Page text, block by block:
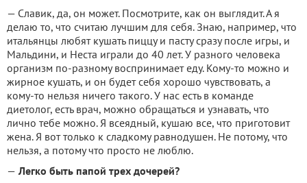
— Славик, да, он может. Посмотрите, как он выглядит. А я
делаю то, что считаю лучшим для себя. Знаю, например, что
итальянцы любят кушать пиццу и пасту сразу после игры, и
Мальдини, и Неста играли до 40 лет. У разного человека
организм по-разному воспринимает еду. Кому-то можно и
жирное кушать, и он будет себя хорошо чувствовать, а
кому-то нельзя ничего такого. У нас есть в команде
диетолог, есть врач, можно обращаться и узнавать, что
лично тебе можно. Я всеядный, кушаю все, что приготовит
жена. Я вот только к сладкому равнодушен. Не потому, что
нельзя, а потому что просто не люблю.
— Легко быть папой трех дочерей?